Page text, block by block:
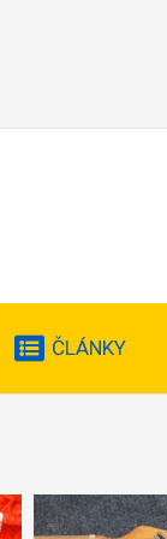
ČLÁNKY